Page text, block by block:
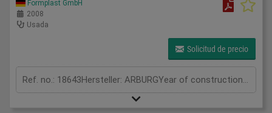
Formplast GmbH
2008
Usada
Solicitud de precio
Ref. no.: 18643Hersteller: ARBURGYear of construction: 2008Clamping unitClamping force: 150 tonOpening stroke: 500 mmDistance between tie bars: 470 x 470 mmMould height min.: 250 mmOpening width: 750 mmInjection unitScrew diameter: 35 mmInjection volume: 154 cm³Shot weight: 141 gInjection pressure: 2500 barMeasurements and weightMachine weight: 4850 kgDimensions LxWxH part 1: 4,6 x 1,6 x 2,1 mAdditional information & extrasCore pull: 1 pcsFurther information:Communication card for ProSeS interface is available (OPC-UA).Robot interface is available (EUROMAP 67).